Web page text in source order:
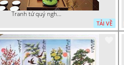
Tranh tứ quý nghệ thuật tùng mai trúc cúc và chim công
TẢI VỀ